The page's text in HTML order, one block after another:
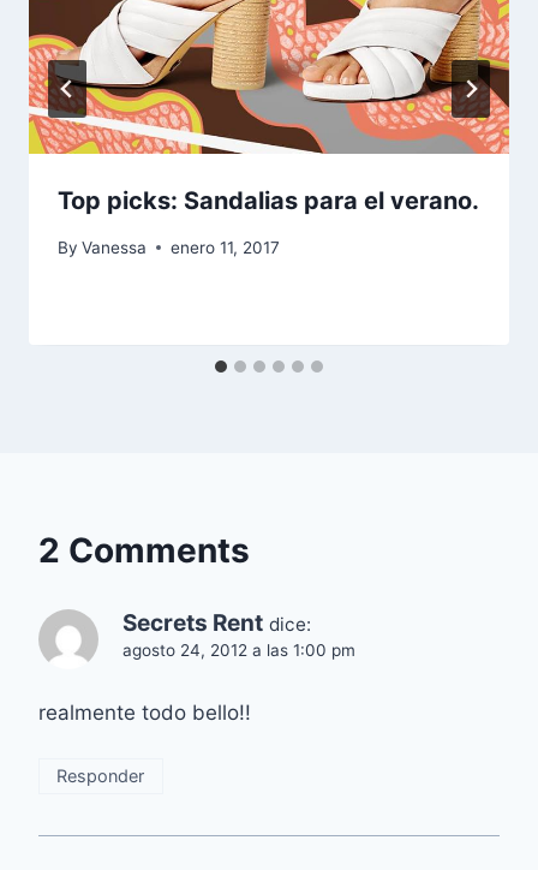
Top picks: Sandalias para el verano.
By Vanessa enero 11, 2017
2 Comments
Secrets Rent dice:
agosto 24, 2012 a las 1:00 pm
realmente todo bello!!
Responder